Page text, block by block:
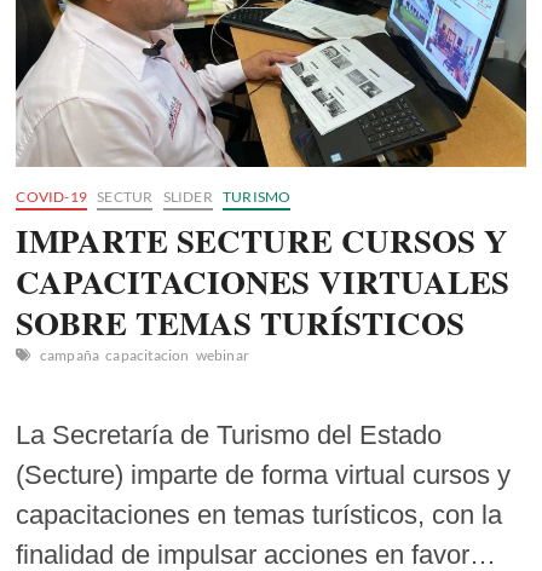
COVID-19 SECTUR SLIDER TURISMO
IMPARTE SECTURE CURSOS Y
CAPACITACIONES VIRTUALES
SOBRE TEMAS TURÍSTICOS
campaña capacitacion webinar
La Secretaría de Turismo del Estado
(Secture) imparte de forma virtual cursos y
capacitaciones en temas turísticos, con la
finalidad de impulsar acciones en favor…